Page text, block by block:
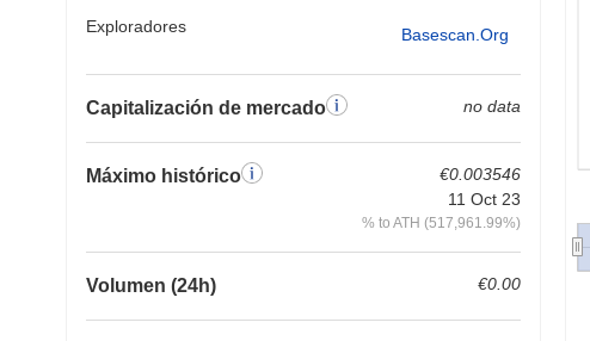
Exploradores Basescan.org
Capitalización de mercado no data
Máximo histórico
€0.003546
11 Oct 23
% to ATH (517,961.99%)
Volumen (24h) €0.00